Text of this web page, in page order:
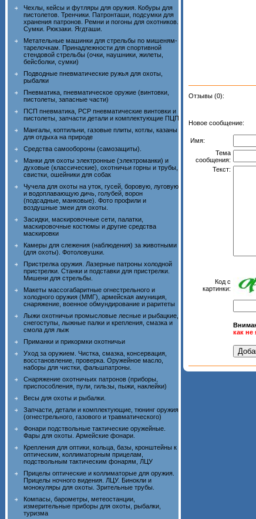
Чехлы, кейсы и футляры для оружия. Кобуры для
пистолетов. Тренчики. Патронташи, подсумки для
хранения патронов. Ремни и погоны для охотников.
Сумки. Рюкзаки. Ягдташи.
Метательные машинки для стрельбы по мишеням-
тарелочкам. Принадлежности для спортивной
стендовой стрельбы (очки, наушники, жилеты,
бейсболки, сумки)
Подводные пневматические ружья для охоты,
рыбалки
Пневматика, пневматическое оружие (винтовки,
пистолеты, запасные части)
ПСП пневматика, PCP пневматические винтовки и
пистолеты, запчасти детали и комплектующие ПЦП
Мангалы, коптильни, газовые плиты, котлы, казаны
для отдыха на природе
Средства самообороны (самозащиты).
Манки для охоты электронные (электроманки) и
духовые (классические), охотничьи горны и трубы,
свистки, ошейники для собак
Чучела для охоты на уток, гусей, боровую, луговую
и водоплавающую дичь, голубей, ворон
(подсадные, манковые). Фото профили и
воздушные змеи для охоты.
Засидки, маскировочные сети, палатки,
маскировочные костюмы и другие средства
маскировки
Камеры для слежения (наблюдения) за животными
(для охоты). Фотоловушки.
Пристрелка оружия. Лазерные патроны холодной
пристрелки. Станки и подставки для пристрелки.
Мишени для стрельбы.
Макеты массогабаритные огнестрельного и
холодного оружия (ММГ), армейская амуниция,
снаряжение, военное обмундирование и раритеты
Лыжи охотничьи промысловые лесные и рыбацкие,
снегоступы, лыжные палки и крепления, смазка и
смола для лыж
Приманки и прикормки охотничьи
Уход за оружием. Чистка, смазка, консервация,
восстановление, проверка. Оружейное масло,
наборы для чистки, фальшпатроны.
Снаряжение охотничьих патронов (приборы,
приспособления, пули, гильзы, пыжи, наклейки)
Весы для охоты и рыбалки.
Запчасти, детали и комплектующие, тюнинг оружия
(огнестрельного, газового и травматического)
Фонари подствольные тактические оружейные.
Фары для охоты. Армейские фонари.
Крепления для оптики, кольца, базы, кронштейны к
оптическим, коллиматорным прицелам,
подствольным тактическим фонарям, ЛЦУ
Прицелы оптические и коллиматорые для оружия.
Прицелы ночного видения. ЛЦУ. Бинокли и
монокуляры для охоты. Зрительные трубы.
Компасы, барометры, метеостанции,
измерительные приборы для охоты, рыбалки,
туризма
Отзывы (0):
Новое сообщение:
Имя:
Тема
сообщения:
Текст:
Код с
картинки:
как не